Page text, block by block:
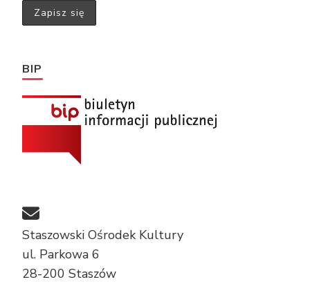
BIP
Staszowski Ośrodek Kultury
ul. Parkowa 6
28-200 Staszów